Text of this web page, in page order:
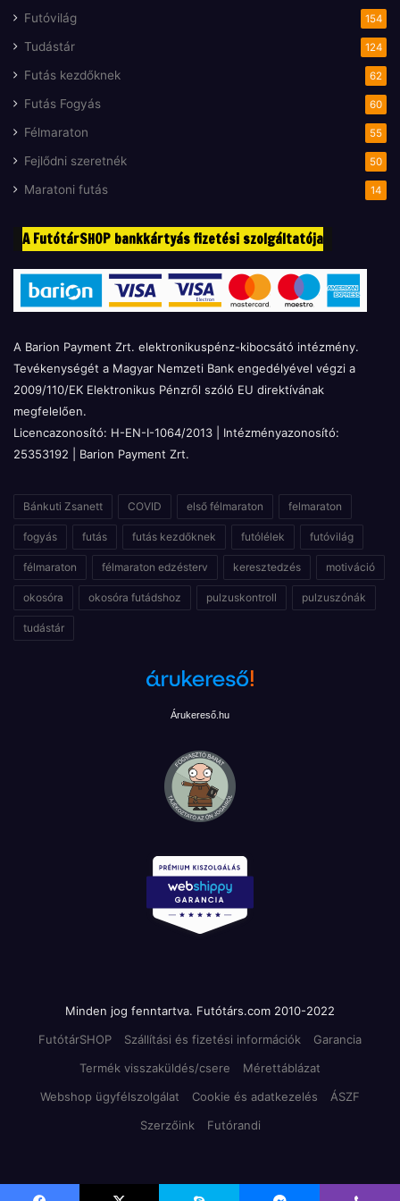
Futóvilág 154
Tudástár 124
Futás kezdőknek 62
Futás Fogyás 60
Félmaraton 55
Fejlődni szeretnék 50
Maratoni futás 14
A FutótárSHOP bankkártyás fizetési szolgáltatója
A Barion Payment Zrt. elektronikuspénz-kibocsátó intézmény.
Tevékenységét a Magyar Nemzeti Bank engedélyével végzi a
2009/110/EK Elektronikus Pénzről szóló EU direktívának
megfelelően.
Licencazonosító: H-EN-I-1064/2013 | Intézményazonosító:
25353192 | Barion Payment Zrt.
Bánkuti Zsanett COVID első félmaraton felmaraton
fogyás futás futás kezdőknek futólélek futóvilág
félmaraton félmaraton edzésterv keresztedzés motiváció
okosóra okosóra futádshoz pulzuskontroll pulzuszónák
tudástár
Árukereső.hu
Minden jog fenntartva. Futótárs.com 2010-2022
FutótárSHOP
Szállítási és fizetési információk
Garancia
Termék visszaküldés/csere
Mérettáblázat
Webshop ügyfélszolgálat
Cookie és adatkezelés
ÁSZF
Szerzőink
Futórandi